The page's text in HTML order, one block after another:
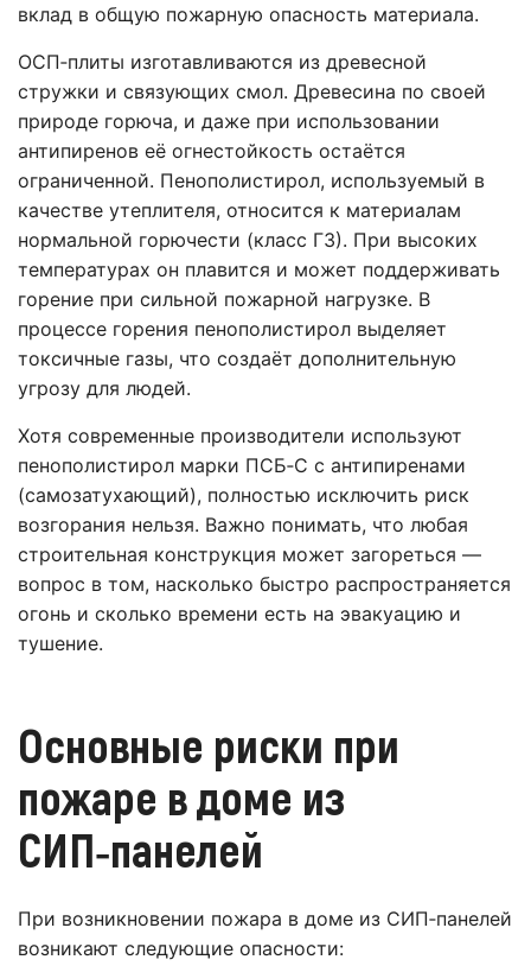
вклад в общую пожарную опасность материала.
ОСП‑плиты изготавливаются из древесной
стружки и связующих смол. Древесина по своей
природе горюча, и даже при использовании
антипиренов её огнестойкость остаётся
ограниченной. Пенополистирол, используемый в
качестве утеплителя, относится к материалам
нормальной горючести (класс Г3). При высоких
температурах он плавится и может поддерживать
горение при сильной пожарной нагрузке. В
процессе горения пенополистирол выделяет
токсичные газы, что создаёт дополнительную
угрозу для людей.
Хотя современные производители используют
пенополистирол марки ПСБ‑С с антипиренами
(самозатухающий), полностью исключить риск
возгорания нельзя. Важно понимать, что любая
строительная конструкция может загореться —
вопрос в том, насколько быстро распространяется
огонь и сколько времени есть на эвакуацию и
тушение.
Основные риски при
пожаре в доме из
СИП‑панелей
При возникновении пожара в доме из СИП‑панелей
возникают следующие опасности: